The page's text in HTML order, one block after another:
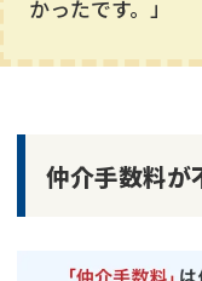
かったです。」
仲介手数料が